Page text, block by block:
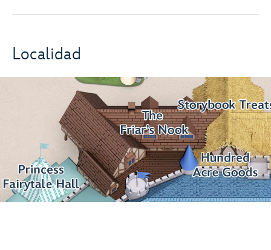
Localidad